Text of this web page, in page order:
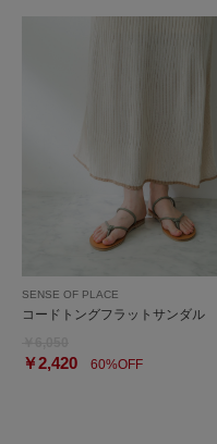
SENSE OF PLACE
コードトングフラットサンダル
￥2,420 60%OFF